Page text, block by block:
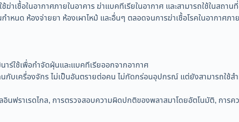
เชื้อในอากาศภายในอาคาร ฆ่าแบคทีเรียในอากาศ และสามารถใช้ในสถาน
ด ห้องจ่ายยา ห้องเผาไหม้ และอื่นๆ ตลอดจนการฆ่าเชื้อโรคในอากาศภาย
าร์ใช้เพื่อกำจัดฝุ่นและแบคทีเรียออกจากอากาศ
บเครื่องจักร ไม่เป็นอันตรายต่อคน ไม่กัดกร่อนอุปกรณ์ แต่ยังสามารถใช้ส
ฟราเรดไกล, การตรวจสอบความผิดปกติของพลาสมาโดยอัตโนมัติ, การค